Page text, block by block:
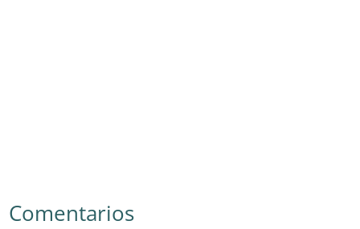
Comentarios